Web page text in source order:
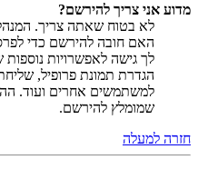
מדוע אני צריך להירשם?
לא בטוח שאתה צריך.
האם חובה להירשם כדי
לך גישה לאפשרויות
הגדרת תמונת פרופיל,
למשתמשים אחרים ועוד.
שמומלץ להירשם.
חזרה למעלה